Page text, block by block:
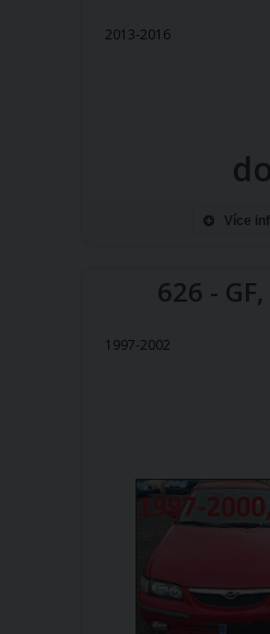
2013-2016
Více
626 -
1997-2002